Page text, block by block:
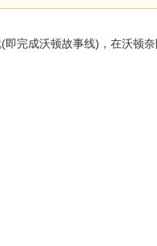
完成沃顿故事线)，在沃顿奈